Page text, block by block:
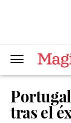
tras el